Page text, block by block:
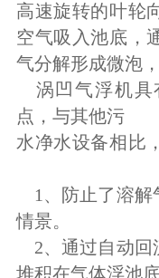
高速旋转的叶轮
空气吸入池底，
气分解形成微泡
涡凹气浮机具
点，与其他污
水净水设备相比
1、防止了溶解
情景。
2、通过自动回
堆积在气体浮池